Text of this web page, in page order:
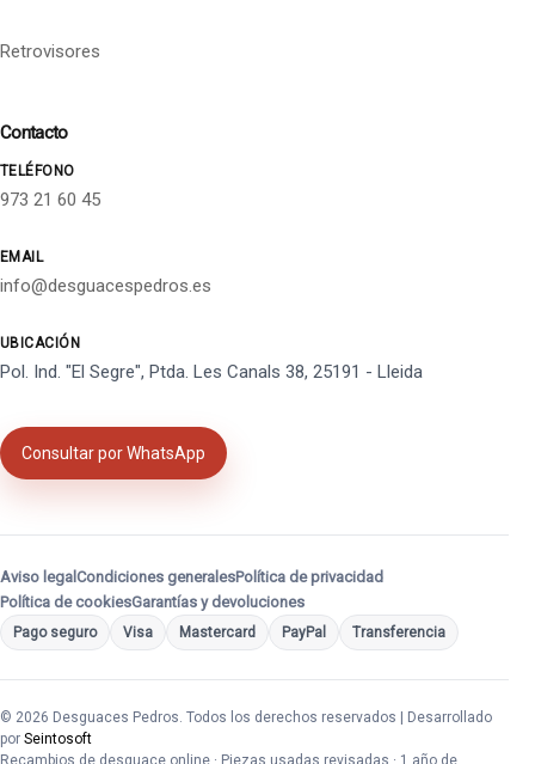
Retrovisores
Contacto
TELÉFONO
973 21 60 45
EMAIL
info@desguacespedros.es
UBICACIÓN
Pol. Ind. "El Segre", Ptda. Les Canals 38, 25191 - Lleida
Consultar por WhatsApp
Aviso legal Condiciones generalesPolítica de privacidad
Política de cookiesGarantías y devoluciones
Pago seguro Visa Mastercard PayPal Transferencia
© 2026 Desguaces Pedros. Todos los derechos reservados | Desarrollado
por Seintosoft
Recambios de desguace online · Piezas usadas revisadas · 1 año de